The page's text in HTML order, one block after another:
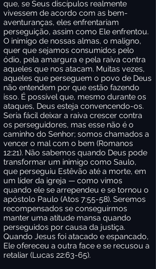
que, se Seus discípulos realmente
vivessem de acordo com as bem-
aventuranças, eles enfrentariam
perseguição, assim como Ele enfrentou.
O inimigo de nossas almas, o maligno,
quer que sejamos consumidos pelo
ódio, pela amargura e pela raiva contra
aqueles que nos atacam. Muitas vezes,
aqueles que perseguem o povo de Deus
não entendem por que estão fazendo
isso. É possível que, mesmo durante os
ataques, Deus esteja convencendo-os.
Seria fácil deixar a raiva crescer contra
os perseguidores, mas esse não é o
caminho do Senhor; somos chamados a
vencer o mal com o bem (Romanos
12:21). Não sabemos quando Deus pode
transformar um inimigo como Saulo,
que perseguiu Estêvão até a morte, em
um líder da igreja — como vimos
quando ele se arrependeu e se tornou o
apóstolo Paulo (Atos 7:55-58). Seremos
recompensados se conseguirmos
manter uma atitude mansa quando
perseguidos por causa da justiça.
Quando Jesus foi atacado e espancado,
Ele ofereceu a outra face e se recusou a
retaliar (Lucas 22:63-65).